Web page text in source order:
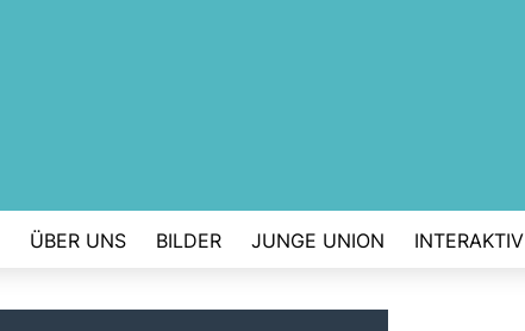
ÜBER UNS BILDER JUNGE UNION INTERAKTIV